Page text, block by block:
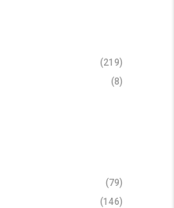
(219)
(8)
(79)
(146)